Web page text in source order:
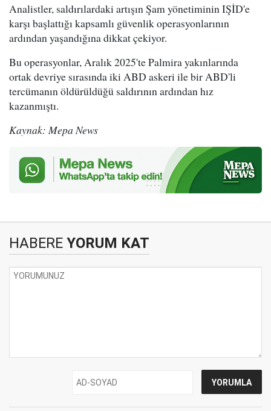
Analistler, saldırılardaki artışın Şam yönetiminin IŞİD'e
karşı başlattığı kapsamlı güvenlik operasyonlarının
ardından yaşandığına dikkat çekiyor.
Bu operasyonlar, Aralık 2025'te Palmira yakınlarında
ortak devriye sırasında iki ABD askeri ile bir ABD'li
tercümanın öldürüldüğü saldırının ardından hız
kazanmıştı.
Kaynak: Mepa News
HABERE YORUM KAT